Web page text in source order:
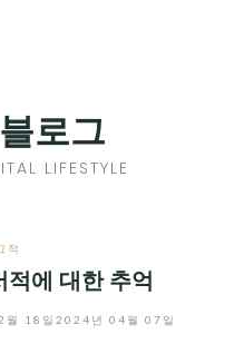
로그
LIFESTYLE
적
에 대한 추억
월 18일 2024년 04월 07일
CHILD
MENU